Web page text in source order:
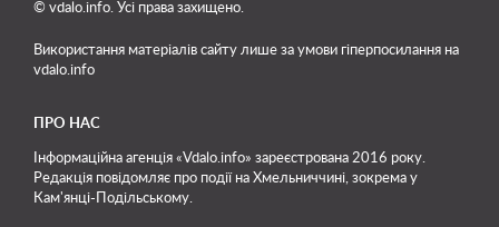
© vdalo.info. Усі права захищено.
Використання матеріалів сайту лише за умови гіперпосилання на
vdalo.info
ПРО НАС
Інформаційна агенція «Vdalo.info» зареєстрована 2016 року.
Редакція повідомляє про події на Хмельниччині, зокрема у
Кам'янці-Подільському.